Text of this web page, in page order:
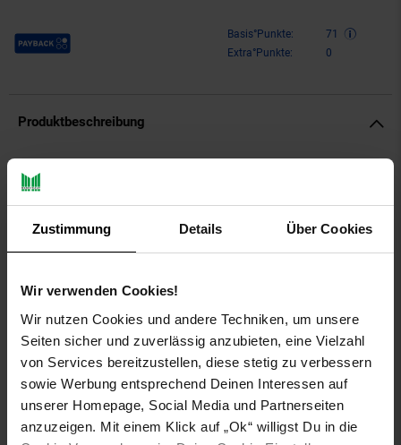
Zustimmung Details Über Cookies
Wir verwenden Cookies!
Wir nutzen Cookies und andere Techniken, um unsere
Seiten sicher und zuverlässig anzubieten, eine Vielzahl
von Services bereitzustellen, diese stetig zu verbessern
sowie Werbung entsprechend Deinen Interessen auf
unserer Homepage, Social Media und Partnerseiten
anzuzeigen. Mit einem Klick auf „Ok“ willigst Du in die
Payback Punkte Basis°Punkte:
71
Extra°Punkte:
0
Produktbeschreibung
Das Volare Unicorn 12-Zoll-Fahrrad ist perfekt für kleine
Mädchen, die Farben und Fantasie lieben. Dieses fröhliche
Fahrrad in einem wunderschönen Rosa ist mit farbenfrohen
Einhorn-Details verziert, die jede Fahrt zu einem besonderen
Das Fahrrad hat nur zwei Handbremsen (keine
richtigen Fahrrad zu bremsen. Mit seinen pinkfarbenen Reifen,
dem praktischen Korb vorne und dem Puppensitz hinten ist es
ideal für das tägliche Spielen.
Sattel und Lenker sind höhenverstellbar, sodass das Fahrrad
mit Ihrem Kind mitwächst. Die abnehmbaren Stützräder bieten
zusätzliche Sicherheit auf den ersten Metern. Dank der